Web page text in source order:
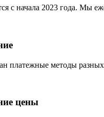
с начала 2023 года. Мы
платежные методы
цены